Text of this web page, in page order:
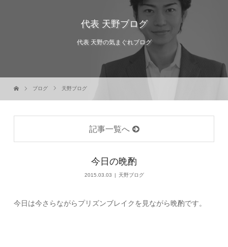
代表 天野ブログ
代表 天野の気まぐれブログ
ブログ 天野ブログ
記事一覧へ
今日の晩酌
2015.03.03 天野ブログ
今日は今さらながらプリズンブレイクを見ながら晩酌です。